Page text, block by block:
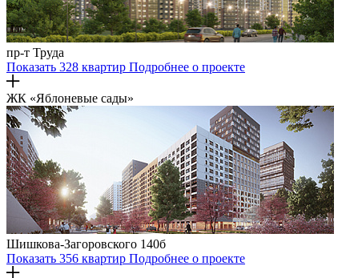
пр-т Труда
Показать 328 квартир Подробнее о проекте
ЖК «Яблоневые сады»
Шишкова-Загоровского 140б
Показать 356 квартир Подробнее о проекте